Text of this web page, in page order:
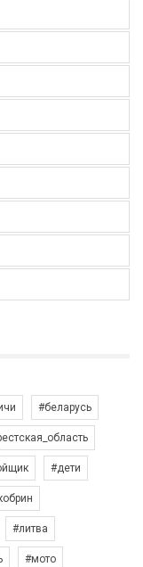
#беларусь
#дети
#литва
#мото